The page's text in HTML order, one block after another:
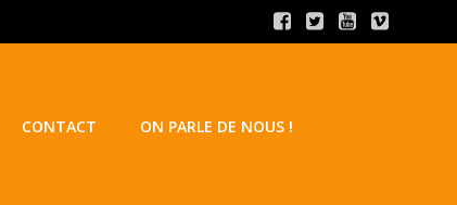
CONTACT ON PARLE DE NOUS !